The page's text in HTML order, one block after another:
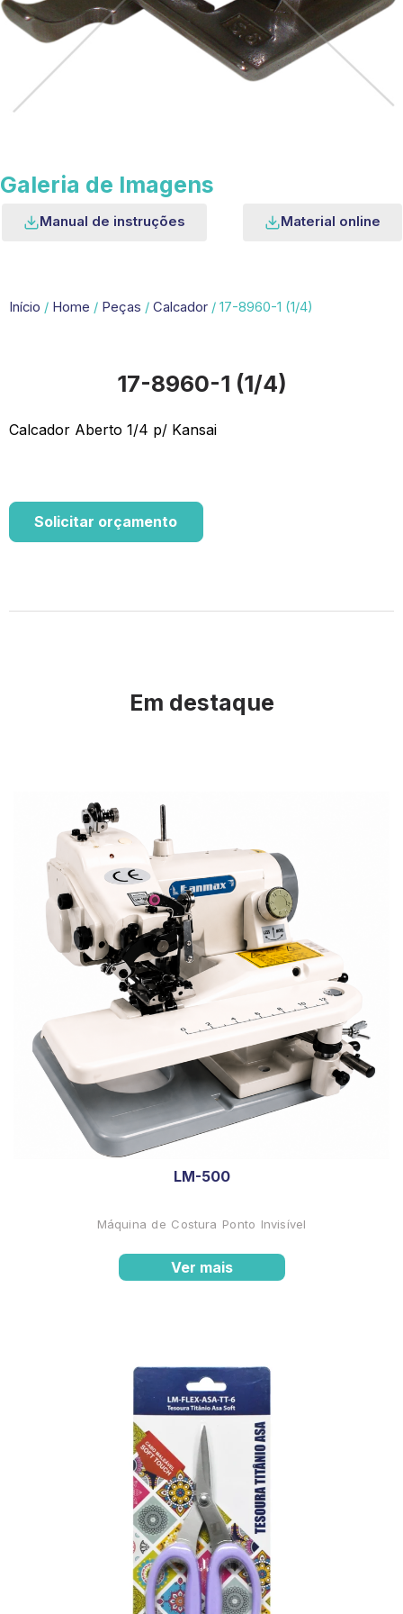
Galeria de Imagens
Manual de instruções Material online
Início / Home / Peças / Calcador / 17-8960-1 (1/4)
17-8960-1 (1/4)
Calcador Aberto 1/4 p/ Kansai
Solicitar orçamento
Em destaque
LM-500
Máquina de Costura Ponto Invisível
Ver mais